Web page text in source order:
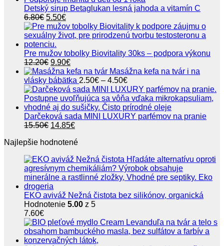
Detský sirup Betaglukan lesná jahoda a vitamín C
6.80€ Pôvodná
cena
bola:
6.80€.
5.50€Aktuálna
cena
je:
Pre mužov tobolky Biovitality 30ks – podpora výkonu
12.20€ Pôvodná
cena
bola:
12.20€.
9.90€Aktuálna
cena
je:
9.90€.
Masážna kefa na tvár i na
vlásky bábätka 2.50€ – 4.50€Price
range:
2.50€
through
4.50€
Darčeková sada MINI LUXURY parfémov na pranie
15.50€ Pôvodná
bola:
14.85€Aktuálna
je:
Najlepšie hodnotené
EKO aviváž Nežná čistota bez silikónov, organická
Hodnotenie 5.00 z 5
7.60€